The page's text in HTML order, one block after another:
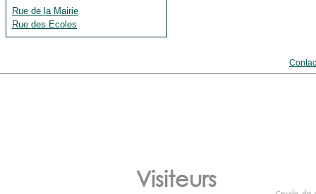
Rue de la Mairie
Rue des Ecoles
Visiteurs